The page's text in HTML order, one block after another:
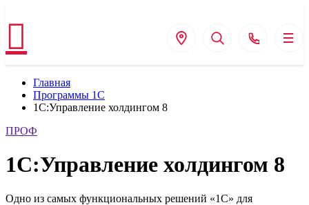
Главная
Программы 1С
1С:Управление холдингом 8
ПРОФ
1С:Управление холдингом 8
Одно из самых функциональных решений «1С» для